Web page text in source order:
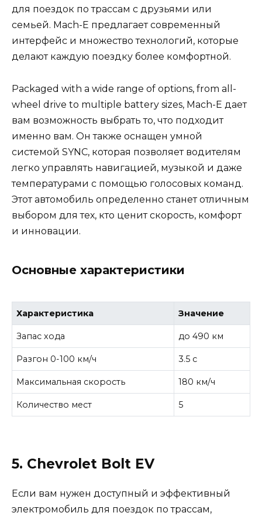
для поездок по трассам с друзьями или
семьей. Mach-E предлагает современный
интерфейс и множество технологий, которые
делают каждую поездку более комфортной.
Packaged with a wide range of options, from all-
wheel drive to multiple battery sizes, Mach-E дает
вам возможность выбрать то, что подходит
именно вам. Он также оснащен умной
системой SYNC, которая позволяет водителям
легко управлять навигацией, музыкой и даже
температурами с помощью голосовых команд.
Этот автомобиль определенно станет отличным
выбором для тех, кто ценит скорость, комфорт
и инновации.
Основные характеристики
Характеристика Значение
Запас хода до 490 км
Разгон 0-100 км/ч 3.5 с
Максимальная скорость 180 км/ч
Количество мест 5
5. Chevrolet Bolt EV
Если вам нужен доступный и эффективный
электромобиль для поездок по трассам,